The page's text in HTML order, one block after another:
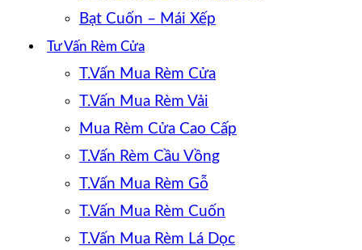
Bạt Cuốn – Mái Xếp
Tư Vấn Rèm Cửa
T.Vấn Mua Rèm Cửa
T.Vấn Mua Rèm Vải
Mua Rèm Cửa Cao Cấp
T.Vấn Rèm Cầu Vồng
T.Vấn Mua Rèm Gỗ
T.Vấn Mua Rèm Cuốn
T.Vấn Mua Rèm Lá Dọc